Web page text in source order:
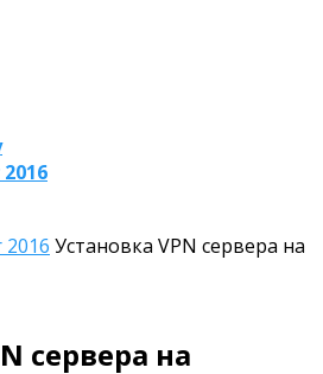
2016 Установка VPN сервера на
сервера на